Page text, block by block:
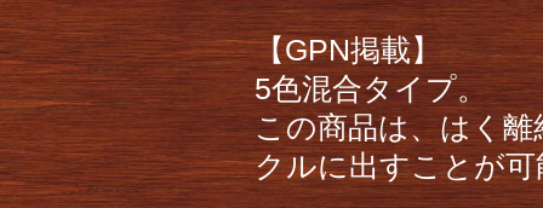
【GPN掲載】
5色混合タイプ。
この商品は、はく
クルに出すことが